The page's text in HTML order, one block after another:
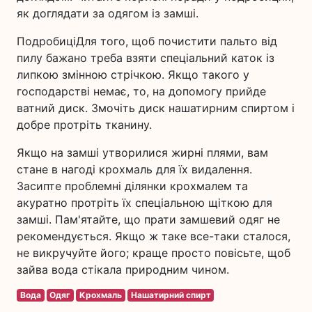
як доглядати за одягом із замші.
ПодробиціДля того, щоб почистити пальто від
пилу бажано треба взяти спеціальний каток із
липкою змінною стрічкою. Якщо такого у
господарстві немає, то, на допомогу прийде
ватний диск. Змочіть диск нашатирним спиртом і
добре протріть тканину.
Якщо на замші утворилися жирні плями, вам
стане в нагоді крохмаль для їх видалення.
Засипте проблемні ділянки крохмалем та
акуратно протріть їх спеціальною щіткою для
замші. Пам'ятайте, що прати замшевий одяг не
рекомендується. Якщо ж таке все-таки сталося,
не викручуйте його; краще просто повісьте, щоб
зайва вода стікала природним чином.
Вода Одяг Крохмаль Нашатирний спирт